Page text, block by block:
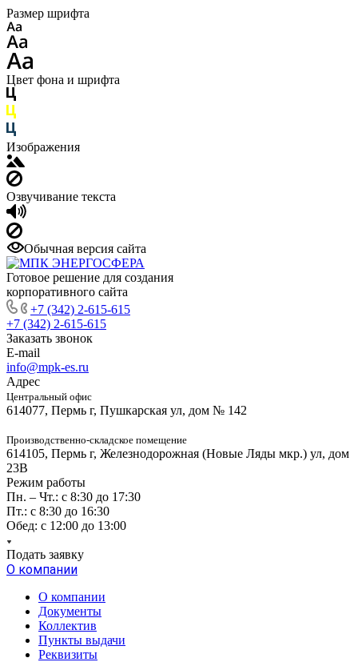
Размер шрифта
Цвет фона и шрифта
Изображения
Озвучивание текста
Обычная версия сайта
Готовое решение для создания
корпоративного сайта
+7 (342) 2-615-615
+7 (342) 2-615-615
Заказать звонок
E-mail
info@mpk-es.ru
Адрес
Центральный офис
614077, Пермь г, Пушкарская ул, дом № 142
Производственно-складское помещение
614105, Пермь г, Железнодорожная (Новые Ляды мкр.) ул, дом
23В
Режим работы
Пн. – Чт.: с 8:30 до 17:30
Пт.: с 8:30 до 16:30
Обед: с 12:00 до 13:00
Подать заявку
О компании
О компании
Документы
Коллектив
Пункты выдачи
Реквизиты